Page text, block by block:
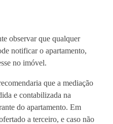
observar que qualquer
notificar o apartamento,
no imóvel.
que a mediação
e contabilizada na
do apartamento. Em
a terceiro, e caso não